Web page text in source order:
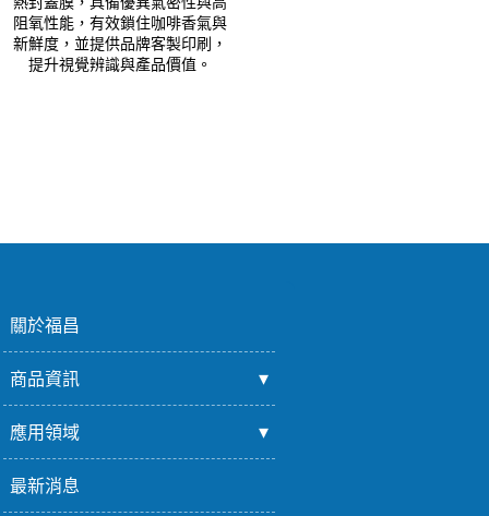
阻氧性能，有效鎖住咖啡香氣與
新鮮度，並提供品牌客製印刷，
提升視覺辨識與產品價值。
關於福昌
商品資訊
應用領域
最新消息